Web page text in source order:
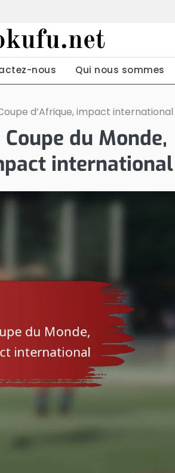
nous Qui nous sommes
d’Afrique, impact international
du Monde,
international